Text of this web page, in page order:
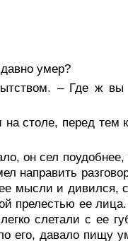
умер?
– Где ж
на столе, перед тем
он сел поудобнее,
направить
мысли и дивился,
прелестью ее
слетали с ее
его, давало пищу